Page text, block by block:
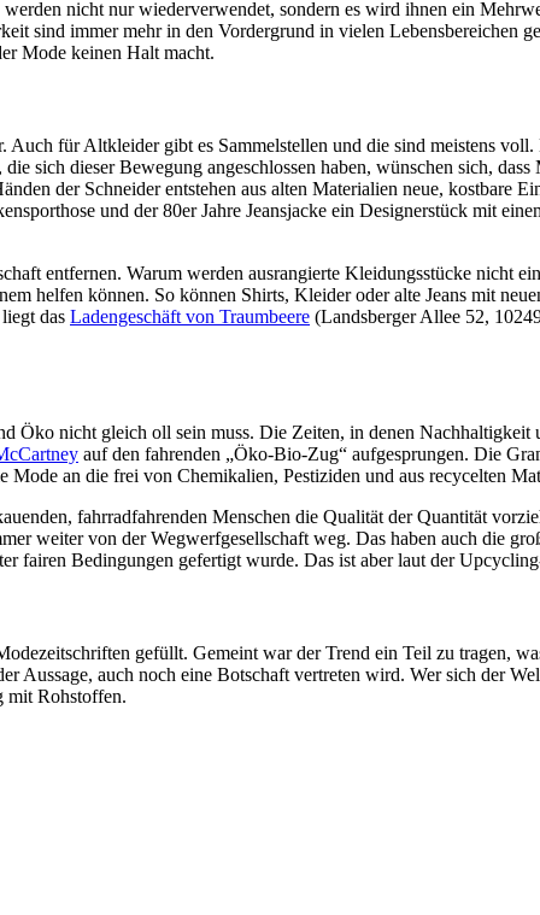
nicht nur wiederverwendet, sondern es wird ihnen ein
sind immer mehr in den Vordergrund in vielen Lebensbereichen
Mode keinen Halt macht.
für Altkleider gibt es Sammelstellen und die sind meistens
sich dieser Bewegung angeschlossen haben, wünschen sich,
der Schneider entstehen aus alten Materialien neue, kostbare
und der 80er Jahre Jeansjacke ein Designerstück mit
entfernen. Warum werden ausrangierte Kleidungsstücke nicht
helfen können. So können Shirts, Kleider oder alte Jeans mit
das Ladengeschäft von Traumbeere (Landsberger Allee 52,
Öko nicht gleich oll sein muss. Die Zeiten, in denen Nachhaltigkeit
auf den fahrenden „Öko-Bio-Zug“ aufgesprungen. Die
an die frei von Chemikalien, Pestiziden und aus recycelten
fahrradfahrenden Menschen die Qualität der Quantität
weiter von der Wegwerfgesellschaft weg. Das haben auch die
fairen Bedingungen gefertigt wurde. Das ist aber laut der
gefüllt. Gemeint war der Trend ein Teil zu tragen,
Aussage, auch noch eine Botschaft vertreten wird. Wer sich der
mit Rohstoffen.